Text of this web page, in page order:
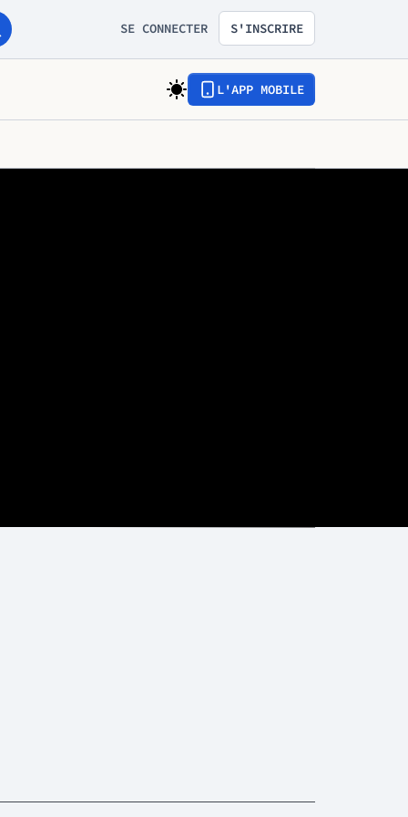
SE CONNECTER S'INSCRIRE
L'APP MOBILE